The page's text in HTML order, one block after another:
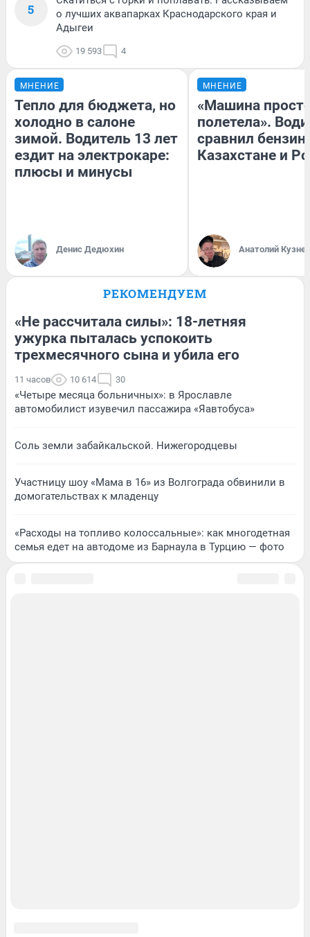
5
о лучших аквапарках Краснодарского края и
Адыгеи
19 593 4
МНЕНИЕ
Тепло для бюджета, но
холодно в салоне
зимой. Водитель 13 лет
ездит на электрокаре:
плюсы и минусы
Денис Дедюхин
МНЕНИЕ
«Машина
полетела».
сравнил бензин
Казахстане и
Анатолий
РЕКОМЕНДУЕМ
«Не рассчитала силы»: 18-летняя
ужурка пыталась успокоить
трехмесячного сына и убила его
11 часов 10 614 30
«Четыре месяца больничных»: в Ярославле
автомобилист изувечил пассажира «Яавтобуса»
Соль земли забайкальской. Нижегородцевы
Участницу шоу «Мама в 16» из Волгограда обвинили в
домогательствах к младенцу
«Расходы на топливо колоссальные»: как многодетная
семья едет на автодоме из Барнаула в Турцию — фото